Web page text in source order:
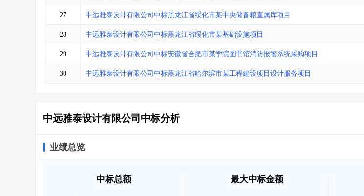
27 中远雅泰设计有限公司中标黑龙江省绥化市某中央储备粮直属库项目
28 中远雅泰设计有限公司中标黑龙江省绥化市某基础设施项目
29 中远雅泰设计有限公司中标安徽省合肥市某学院图书馆消防报警系统采购项目
30 中远雅泰设计有限公司中标黑龙江省哈尔滨市某工程建设项目设计服务项目
中远雅泰设计有限公司中标分析
业绩总览
中标总额 最大中标金额